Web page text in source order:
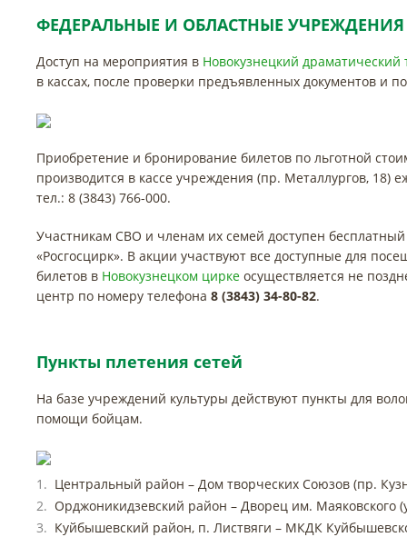
ФЕДЕРАЛЬНЫЕ И ОБЛАСТНЫЕ
Доступ на мероприятия в Новокузнецкий драматический
в кассах, после проверки предъявленных документов и
Приобретение и бронирование билетов по льготной
производится в кассе учреждения (пр. Металлургов,
тел.: 8 (3843) 766-000.
Участникам СВО и членам их семей доступен
«Росгосцирк». В акции участвуют все доступные для
билетов в Новокузнецком цирке осуществляется не
центр по номеру телефона 8 (3843) 34-80-82.
Пункты плетения сетей
На базе учреждений культуры действуют пункты для
помощи бойцам.
Центральный район – Дом творческих Союзов (пр.
Орджоникидзевский район – Дворец им. Маяковского
Куйбышевский район, п. Листвяги – МКДК